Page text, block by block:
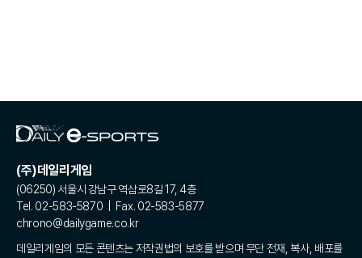
(주)데일리게임
(06250) 서울시 강남구 역삼로8길 17, 4층
Tel. 02-583-5870 | Fax. 02-583-5877
chrono@dailygame.co.kr
데일리게임의 모든 콘텐츠는 저작권법의 보호를 받으며 무단 전재, 복사, 배포를